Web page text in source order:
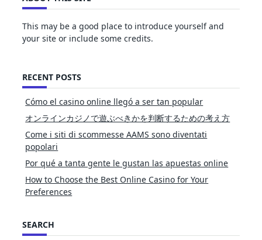
This may be a good place to introduce yourself and
your site or include some credits.
RECENT POSTS
Cómo el casino online llegó a ser tan popular
オンラインカジノで遊ぶべきかを判断するための考え方
Come i siti di scommesse AAMS sono diventati
popolari
Por qué a tanta gente le gustan las apuestas online
How to Choose the Best Online Casino for Your
Preferences
SEARCH